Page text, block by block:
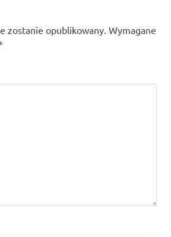
zostanie opublikowany. Wymagane